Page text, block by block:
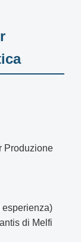
Produzione
esperienza)
di Melfi